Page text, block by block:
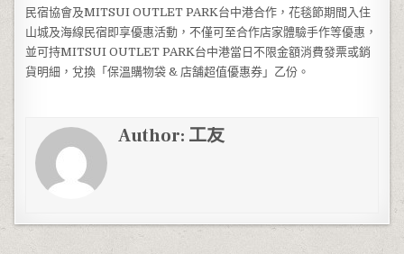
民宿協會及MITSUI OUTLET PARK台中港合作，花毯節期間入住
山城及海線民宿即享優惠活動，不僅可至合作店家體驗手作等優惠，
並可持MITSUI OUTLET PARK台中港當日不限金額消費發票或銷
貨明細，兌換「保溫購物袋 & 店舗超值優惠券」乙份。
Author: 工友